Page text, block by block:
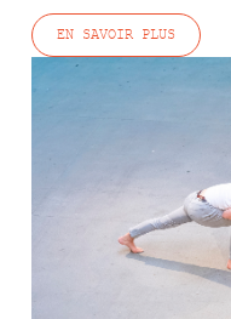
EN SAVOIR PLUS